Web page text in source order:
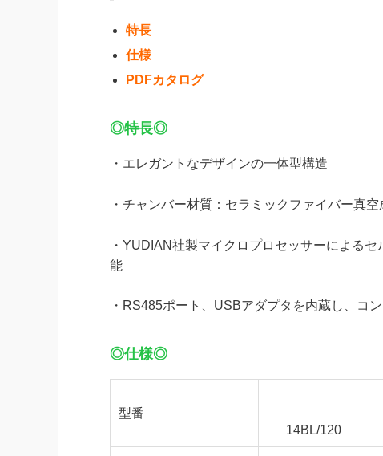
特長
仕様
PDFカタログ
◎特長◎
・エレガントなデザインの一体型構造
・チャンバー材質：セラミックファイバー真
・YUDIAN社製マイクロプロセッサーによる
能
・RS485ポート、USBアダプタを内蔵し、コ
◎仕様◎
型番
14BL/120